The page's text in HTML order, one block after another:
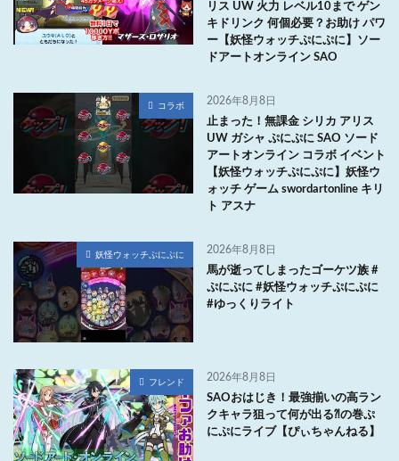
リス UW 火力 レベル10まで ゲン
キドリンク 何個必要？お助け パワ
ー【妖怪ウォッチぷにぷに】ソー
ドアートオンライン SAO
コラボ 2026年8月8日
止まった！無課金 シリカ アリス
UW ガシャ ぷにぷに SAO ソード
アートオンライン コラボ イベント
【妖怪ウォッチぷにぷに】妖怪ウ
ォッチ ゲーム swordartonline キリ
ト アスナ
妖怪ウォッチぷにぷに 2026年8月8日
馬が逝ってしまったゴーケツ族 #
ぷにぷに #妖怪ウォッチぷにぷに
#ゆっくりライト
フレンド 2026年8月8日
SAOおはじき！最強揃いの高ラン
クキャラ狙って何が出る⁈の巻ぷ
にぷにライブ【ぴぃちゃんねる】